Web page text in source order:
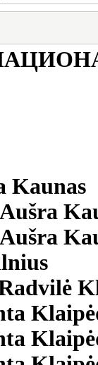
Kaunas